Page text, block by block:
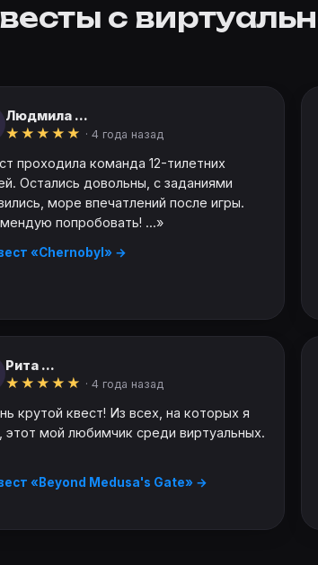
с
Людмила ...
★ ★ ★ ★ ★ · 4 года назад
проходила команда 12-тилетних
Остались довольны, с заданиями
море впечатлений после игры.
попробовать! ...»
«Chernobyl» →
Рита ...
★ ★ ★ ★ ★ · 4 года назад
крутой квест! Из всех, на которых я
этот мой любимчик среди виртуальных.
«Beyond Medusa's Gate» →